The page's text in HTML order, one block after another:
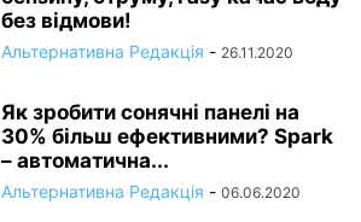
без відмови!
Альтернативна Редакція - 26.11.2020
Як зробити сонячні панелі на
30% більш ефективними? Spark
– автоматична...
Альтернативна Редакція - 06.06.2020